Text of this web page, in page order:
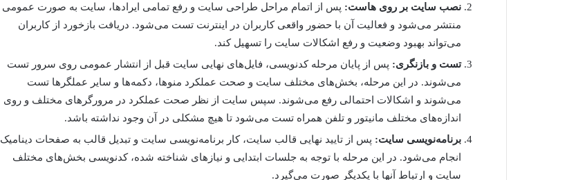
نصب سایت بر روی هاست: پس از اتمام مراحل طراحی سایت و رفع تمامی ایرادها، سایت به صورت عمومی
منتشر می‌شود و فعالیت آن با حضور واقعی کاربران در اینترنت تست می‌شود. دریافت بازخورد از کاربران
می‌تواند بهبود وضعیت و رفع اشکالات سایت را تسهیل کند.
تست و بازنگری: پس از پایان مرحله کدنویسی، فایل‌های نهایی سایت قبل از انتشار عمومی روی سرور تست
می‌شوند. در این مرحله، بخش‌های مختلف سایت و صحت عملکرد منوها، دکمه‌ها و سایر عملگرها تست
می‌شوند و اشکالات احتمالی رفع می‌شوند. سپس سایت از نظر صحت عملکرد در مرورگرهای مختلف و روی
اندازه‌های مختلف مانیتور و تلفن همراه تست می‌شود تا هیچ مشکلی در آن وجود نداشته باشد.
برنامه‌نویسی سایت: پس از تایید نهایی قالب سایت، کار برنامه‌نویسی سایت و تبدیل قالب به صفحات دینامیک
انجام می‌شود. در این مرحله با توجه به جلسات ابتدایی و نیازهای شناخته شده، کدنویسی بخش‌های مختلف
سایت و ارتباط آنها با یکدیگر صورت می‌گیرد.